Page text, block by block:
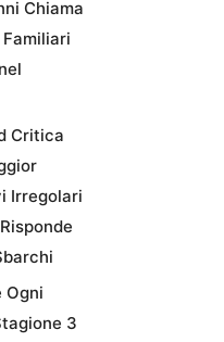
Chiama
Familiari
Critica
Irregolari
Ogni
3